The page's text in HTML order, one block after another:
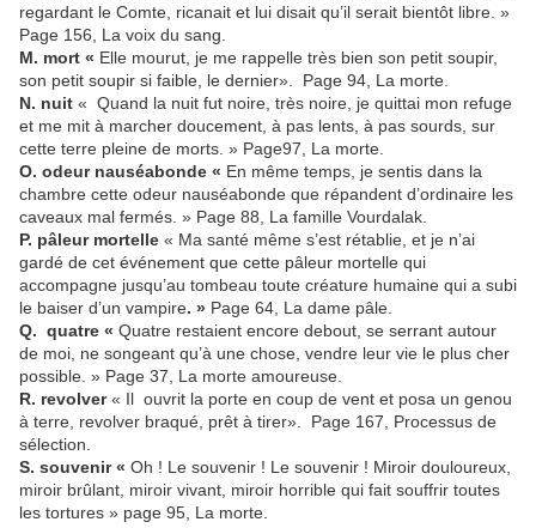
regardant le Comte, ricanait et lui disait qu’il serait bientôt libre. »
Page 156, La voix du sang.
M. mort « Elle mourut, je me rappelle très bien son petit soupir,
son petit soupir si faible, le dernier». Page 94, La morte.
N. nuit « Quand la nuit fut noire, très noire, je quittai mon refuge
et me mit à marcher doucement, à pas lents, à pas sourds, sur
cette terre pleine de morts. » Page97, La morte.
O. odeur nauséabonde « En même temps, je sentis dans la
chambre cette odeur nauséabonde que répandent d’ordinaire les
caveaux mal fermés. » Page 88, La famille Vourdalak.
P. pâleur mortelle « Ma santé même s’est rétablie, et je n’ai
gardé de cet événement que cette pâleur mortelle qui
accompagne jusqu’au tombeau toute créature humaine qui a subi
le baiser d’un vampire. » Page 64, La dame pâle.
Q. quatre « Quatre restaient encore debout, se serrant autour
de moi, ne songeant qu’à une chose, vendre leur vie le plus cher
possible. » Page 37, La morte amoureuse.
R. revolver« Il ouvrit la porte en coup de vent et posa un genou
à terre, revolver braqué, prêt à tirer». Page 167, Processus de
sélection.
S. souvenir « Oh ! Le souvenir ! Le souvenir ! Miroir douloureux,
miroir brûlant, miroir vivant, miroir horrible qui fait souffrir toutes
les tortures » page 95, La morte.